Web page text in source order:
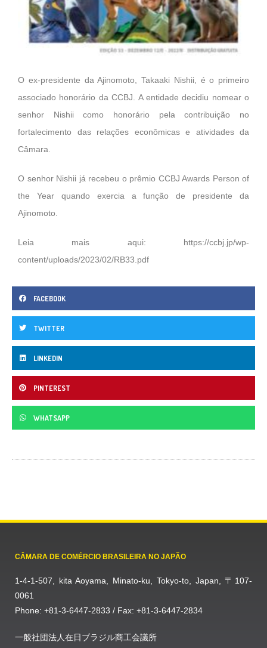
O ex-presidente da Ajinomoto, Takaaki Nishii, é o primeiro
associado honorário da CCBJ. A entidade decidiu nomear o
senhor Nishii como honorário pela contribuição no
fortalecimento das relações econômicas e atividades da
Câmara.
O senhor Nishii já recebeu o prêmio CCBJ Awards Person of
the Year quando exercia a função de presidente da
Ajinomoto.
Leia mais aqui: https://ccbj.jp/wp-
content/uploads/2023/02/RB33.pdf
FACEBOOK
TWITTER
LINKEDIN
PINTEREST
WHATSAPP
CÂMARA DE COMÉRCIO BRASILEIRA NO JAPÃO
1-4-1-507, kita Aoyama, Minato-ku, Tokyo-to, Japan, 〒107-
0061
Phone: +81-3-6447-2833 / Fax: +81-3-6447-2834
一般社団法人在日ブラジル商工会議所